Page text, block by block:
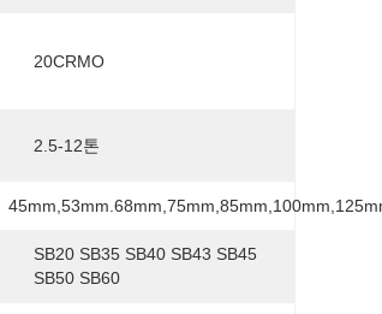
20CRMO
2.5-12톤
SB20 SB35 SB40 SB43 SB45
SB50 SB60